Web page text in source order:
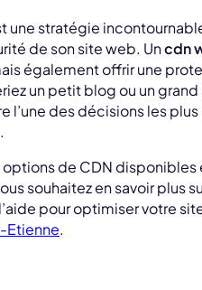
une stratégie
de son site web. Uncdn
également offrir une
un petit blog ou un
l’une des décisions les
options de CDN
souhaitez en savoir plus
pour optimiser votre
Etienne.